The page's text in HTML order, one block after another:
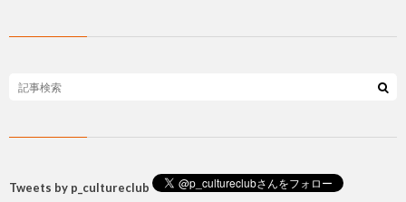
Tweets by p_cultureclub